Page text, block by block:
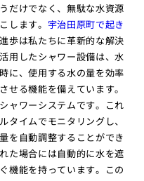
だけでなく、無駄な水資源
します。 宇治田原町で起き
歩は私たちに革新的な解決
用したシャワー設備は、水
に、使用する水の量を効率
せる機能を備えています。
ャワーシステムです。これ
タイムでモニタリングし、
を自動調整することができ
た場合には自動的に水を遮
機能を持っています。この